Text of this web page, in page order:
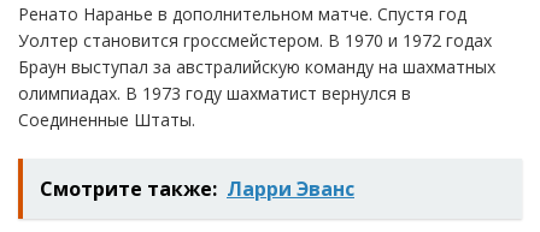
Ренато Наранье в дополнительном матче. Спустя год
Уолтер становится гроссмейстером. В 1970 и 1972 годах
Браун выступал за австралийскую команду на шахматных
олимпиадах. В 1973 году шахматист вернулся в
Соединенные Штаты.
Смотрите также: Ларри Эванс